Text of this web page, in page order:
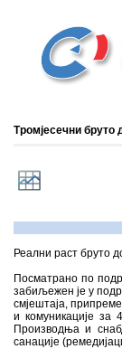
Тромјесечни бруто
Реални раст бруто
Посматрано по
забиљежен је у
смјештаја,
и комуникације за
Производња и
санације